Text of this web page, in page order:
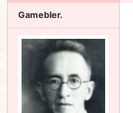
Gamebler.